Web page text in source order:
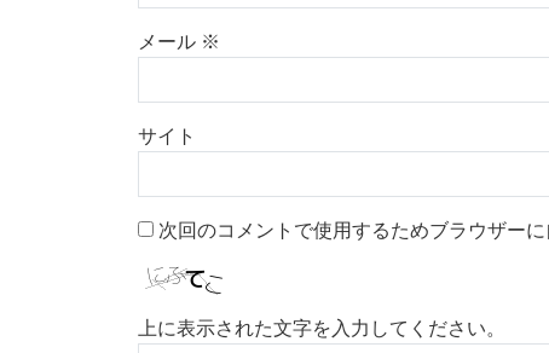
メール ※
サイト
次回のコメントで使用するためブラウザー
上に表示された文字を入力してください。